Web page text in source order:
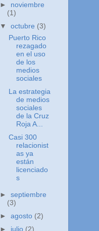
► noviembre
(1)
▼octubre (3)
Puerto Rico
rezagado
en el uso
de los
medios
sociales
La estrategia
de medios
sociales
de la Cruz
Roja A...
Casi 300
relacionist
as ya
están
licenciado
s
►septiembre
(3)
►agosto (2)
► julio (2)